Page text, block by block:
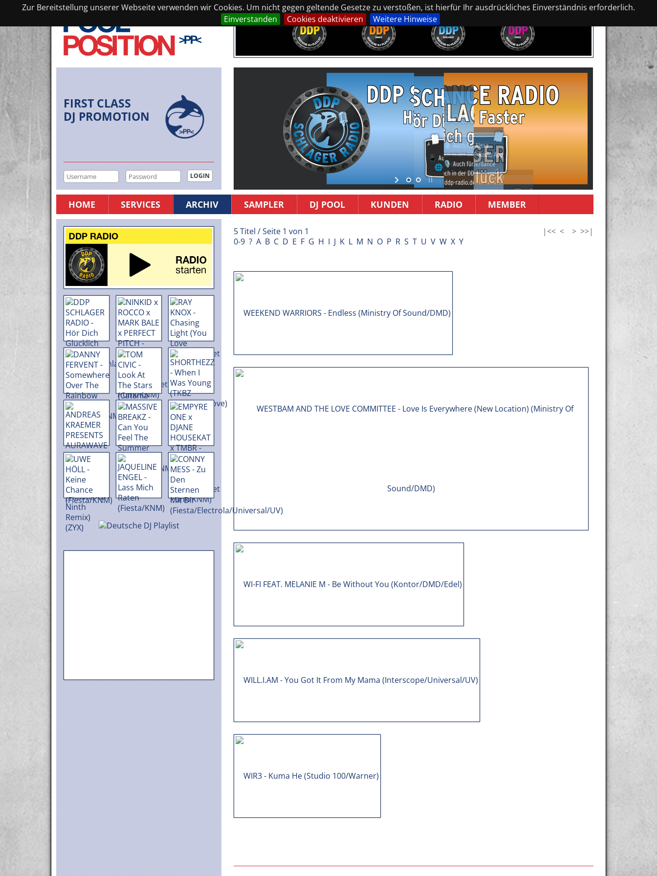
Zur Bereitstellung unserer Webseite verwenden wir Cookies. Um nicht gegen geltende Gesetze zu verstoßen, ist hierfür Ihr ausdrückliches Einverständnis erforderlich.
Einverstanden
Cookies deaktivieren Weitere Hinweise
FIRST CLASS
DJ PROMOTION
HOME SERVICES ARCHIV SAMPLER DJ POOL KUNDEN RADIO MEMBER
5 Titel / Seite 1 von 1 |<< < > >>|
0-9 ? A B C D E F G H I J K L M N O P R S T U V W X Y